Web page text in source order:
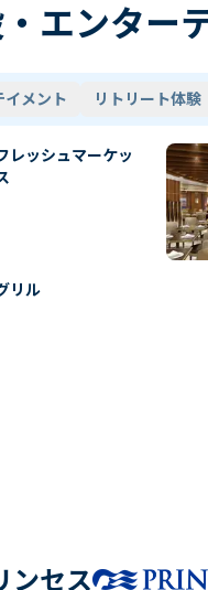
エンター
イメント リトリート体験
レッシュマーケッ
リル
ンセス